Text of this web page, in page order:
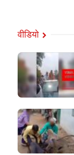
वीडियो